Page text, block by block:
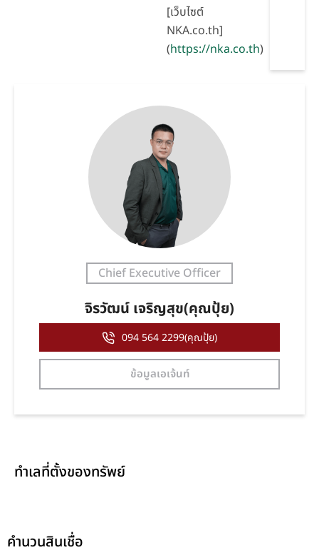
[เว็บไซต์
NKA.co.th]
(https://nka.co.th)
Chief Executive Officer
จิรวัฒน์ เจริญสุข(คุณปุ้ย)
094 564 2299(คุณปุ้ย)
ข้อมูลเอเจ้นท์
ทำเลที่ตั้งของทรัพย์
คำนวนสินเชื่อ